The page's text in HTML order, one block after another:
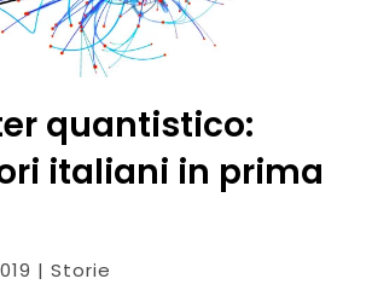
quantistico:
italiani in prima
| Storie